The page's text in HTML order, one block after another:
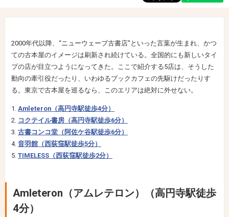
2000年代以降、“ニューウェーブ古書店”といった言葉が生まれ、かつ
ての古本屋のイメージは刷新され続けている。全国的にも新しいタイ
プの店が目立つようになってきた。ここで紹介する5店は、そうした
動向の牽引役だったり、いわゆるブックカフェの先駆けだったりす
る。東京で古本屋を巡るなら、このエリアは絶対に外せない。
Amleteron（高円寺駅徒歩4分）
コクテイル書房（高円寺駅徒歩6分）
古書コンコ堂（阿佐ケ谷駅徒歩6分）
音羽館（西荻窪駅徒歩5分）
TIMELESS（西荻窪駅徒歩2分）
Amleteron（アムレテロン）（高円寺駅徒歩
4分）